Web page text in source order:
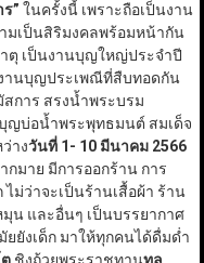
ร” ในครั้งนี้ เพราะถือเป็นงาน
มเป็นสิริมงคลพร้อมหน้ากัน
ตุ เป็นงานบุญใหญ่ประจำปี
านบุญประเพณีที่สืบทอดกัน
การ สรงน้ำพระบรม
ญบ่อน้ำพระพุทธมนต์ สมเด็จ
างวันที่ 1- 10มีนาคม 2566
กมาย มีการออกร้าน การ
ม่ว่าจะเป็นร้านเสื้อผ้า ร้าน
มุน และอื่นๆ เป็นบรรยากาศ
ยังเด็ก มาให้ทุกคนได้ดื่มด่ำ